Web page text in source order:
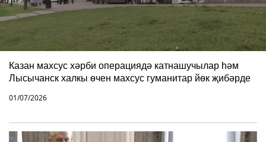
Казан махсус хәрби операциядә катнашучылар һәм
Лысычанск халкы өчен махсус гуманитар йөк җибәрде
01/07/2026